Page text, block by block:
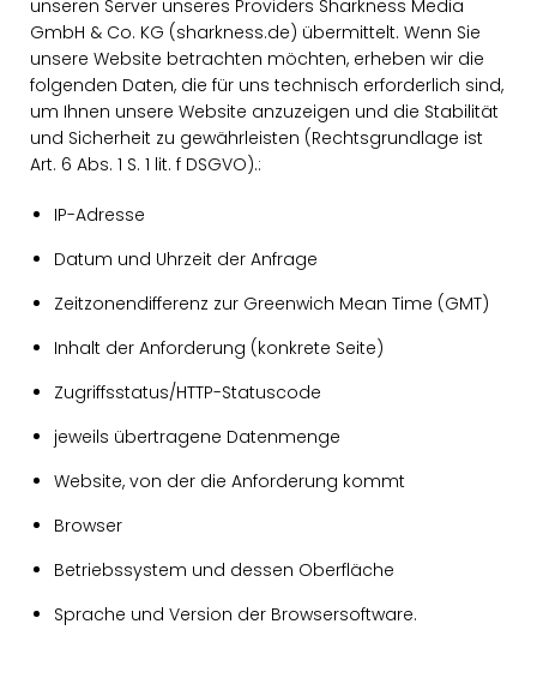
unseren Server unseres Providers Sharkness Media
GmbH & Co. KG (sharkness.de) übermittelt. Wenn Sie
unsere Website betrachten möchten, erheben wir die
folgenden Daten, die für uns technisch erforderlich sind,
um Ihnen unsere Website anzuzeigen und die Stabilität
und Sicherheit zu gewährleisten (Rechtsgrundlage ist
Art. 6 Abs. 1 S. 1 lit. f DSGVO).:
IP-Adresse
Datum und Uhrzeit der Anfrage
Zeitzonendifferenz zur Greenwich Mean Time (GMT)
Inhalt der Anforderung (konkrete Seite)
Zugriffsstatus/HTTP-Statuscode
jeweils übertragene Datenmenge
Website, von der die Anforderung kommt
Browser
Betriebssystem und dessen Oberfläche
Sprache und Version der Browsersoftware.